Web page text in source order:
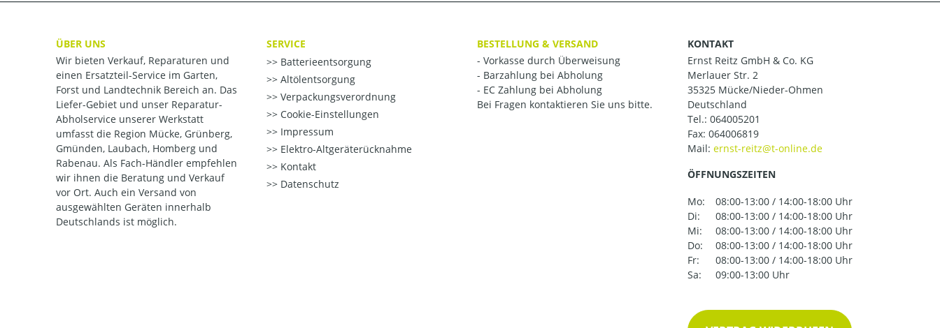
ÜBER UNS
Wir bieten Verkauf, Reparaturen und
einen Ersatzteil-Service im Garten,
Forst und Landtechnik Bereich an. Das
Liefer-Gebiet und unser Reparatur-
Abholservice unserer Werkstatt
umfasst die Region Mücke, Grünberg,
Gmünden, Laubach, Homberg und
Rabenau. Als Fach-Händler empfehlen
wir ihnen die Beratung und Verkauf
vor Ort. Auch ein Versand von
ausgewählten Geräten innerhalb
Deutschlands ist möglich.
SERVICE
Batterieentsorgung
Altölentsorgung
Verpackungsverordnung
Cookie-Einstellungen
Impressum
Elektro-Altgeräterücknahme
Kontakt
Datenschutz
BESTELLUNG & VERSAND
- Vorkasse durch Überweisung
- Barzahlung bei Abholung
- EC Zahlung bei Abholung
Bei Fragen kontaktieren Sie uns bitte.
KONTAKT
Ernst Reitz GmbH & Co. KG
Merlauer Str. 2
35325 Mücke/Nieder-Ohmen
Deutschland
Tel.: 064005201
Fax: 064006819
Mail:
ÖFFNUNGSZEITEN
Mo:
08:00-13:00 / 14:00-18:00 Uhr
Di:
08:00-13:00 / 14:00-18:00 Uhr
Mi:
08:00-13:00 / 14:00-18:00 Uhr
Do:
08:00-13:00 / 14:00-18:00 Uhr
Fr:
08:00-13:00 / 14:00-18:00 Uhr
Sa:
09:00-13:00 Uhr